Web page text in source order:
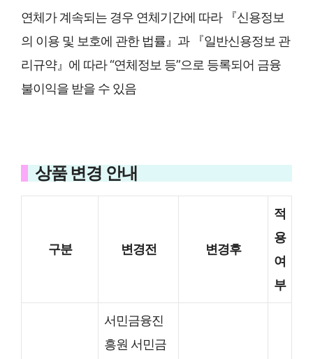
연체가 계속되는 경우 연체기간에 따라 『신용정보
의 이용 및 보호에 관한 법률』과 『일반신용정보 관
리규약』에 따라 “연체정보 등”으로 등록되어 금융
불이익을 받을 수 있음
상품 변경 안내
구분 변경전 변경후
적
용
여
부
서민금융진
흥원 서민금